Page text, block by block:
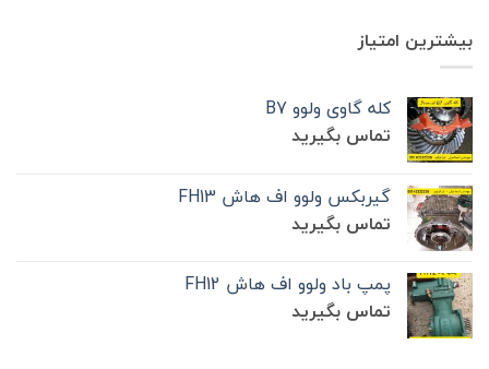
بیشترین امتیاز
کله گاوی ولوو B7
تماس بگیرید
گیربکس ولوو اف هاش FH13
تماس بگیرید
پمپ باد ولوو اف هاش FH12
تماس بگیرید